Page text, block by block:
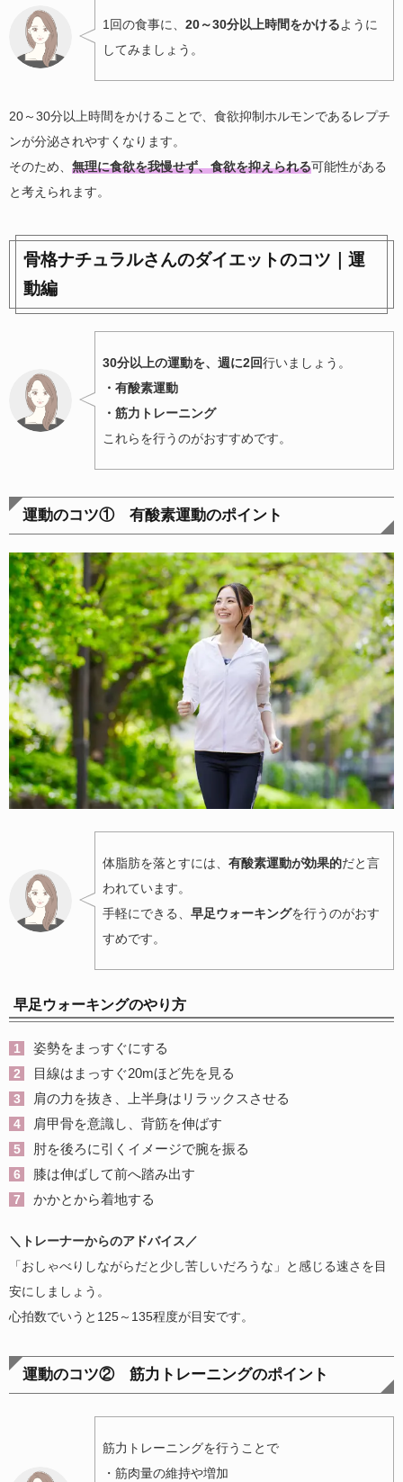
1回の食事に、 20～30分以上時間をかけるように
してみましょう。
20～30分以上時間をかけることで、食欲抑制ホルモンであるレプチ
ンが分泌されやすくなります。
そのため、 無理に食欲を我慢せず、食欲を抑えられる可能性がある
と考えられます。
骨格ナチュラルさんのダイエットのコツ｜運
動編
30分以上の運動を、週に2回行いましょう。
・有酸素運動
・筋力トレーニング
これらを行うのがおすすめです。
運動のコツ① 有酸素運動のポイント
体脂肪を落とすには、 有酸素運動が効果的だと言
われています。
手軽にできる、 早足ウォーキングを行うのがおす
すめです。
早足ウォーキングのやり方
姿勢をまっすぐにする
目線はまっすぐ20mほど先を見る
肩の力を抜き、上半身はリラックスさせる
肩甲骨を意識し、背筋を伸ばす
肘を後ろに引くイメージで腕を振る
膝は伸ばして前へ踏み出す
かかとから着地する
＼トレーナーからのアドバイス／
「おしゃべりしながらだと少し苦しいだろうな」と感じる速さを目
安にしましょう。
心拍数でいうと125～135程度が目安です。
運動のコツ② 筋力トレーニングのポイント
筋力トレーニングを行うことで
・筋肉量の維持や増加